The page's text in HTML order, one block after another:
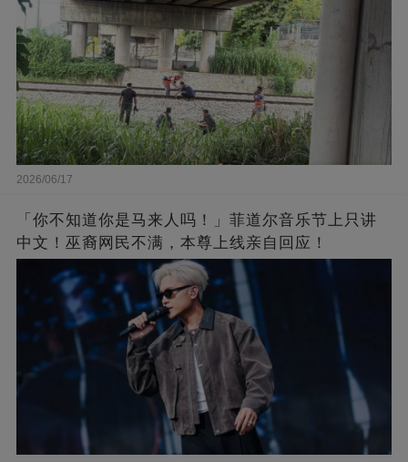
2026/06/17
「你不知道你是马来人吗！」菲道尔音乐节上只讲
中文！巫裔网民不满，本尊上线亲自回应！